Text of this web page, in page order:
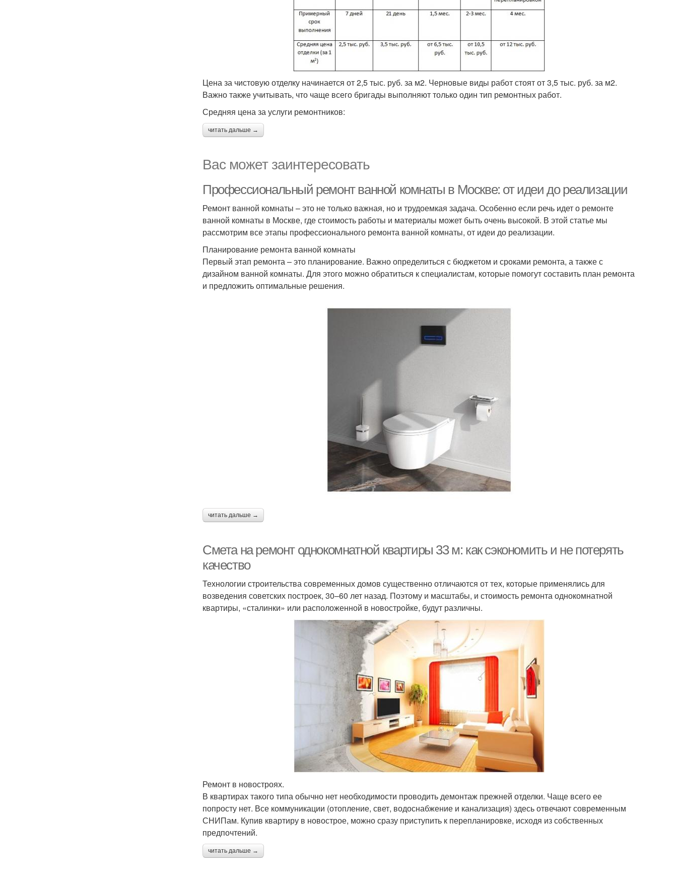
Цена за чистовую отделку начинается от 2,5 тыс. руб. за м2. Черновые виды работ стоят от 3,5 тыс. руб. за м2.
Важно также учитывать, что чаще всего бригады выполняют только один тип ремонтных работ.
Средняя цена за услуги ремонтников:
читать дальше →
Вас может заинтересовать
Профессиональный ремонт ванной комнаты в Москве: от идеи до реализации
Ремонт ванной комнаты – это не только важная, но и трудоемкая задача. Особенно если речь идет о ремонте
ванной комнаты в Москве, где стоимость работы и материалы может быть очень высокой. В этой статье мы
рассмотрим все этапы профессионального ремонта ванной комнаты, от идеи до реализации.
Планирование ремонта ванной комнаты
Первый этап ремонта – это планирование. Важно определиться с бюджетом и сроками ремонта, а также с
дизайном ванной комнаты. Для этого можно обратиться к специалистам, которые помогут составить план ремонта
и предложить оптимальные решения.
читать дальше →
Смета на ремонт однокомнатной квартиры 33 м: как сэкономить и не потерять
качество
Технологии строительства современных домов существенно отличаются от тех, которые применялись для
возведения советских построек, 30–60 лет назад. Поэтому и масштабы, и стоимость ремонта однокомнатной
квартиры, «сталинки» или расположенной в новостройке, будут различны.
Ремонт в новостроях.
В квартирах такого типа обычно нет необходимости проводить демонтаж прежней отделки. Чаще всего ее
попросту нет. Все коммуникации (отопление, свет, водоснабжение и канализация) здесь отвечают современным
СНИПам. Купив квартиру в новострое, можно сразу приступить к перепланировке, исходя из собственных
предпочтений.
читать дальше →